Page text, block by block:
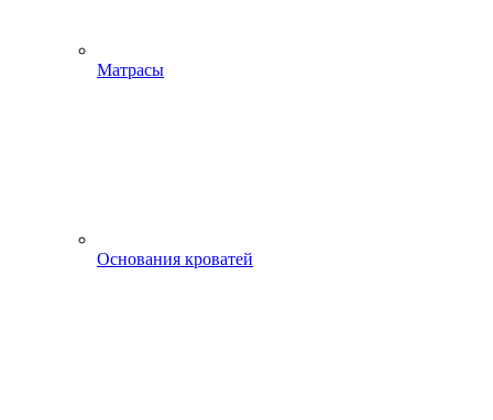
Матрасы
Основания кроватей